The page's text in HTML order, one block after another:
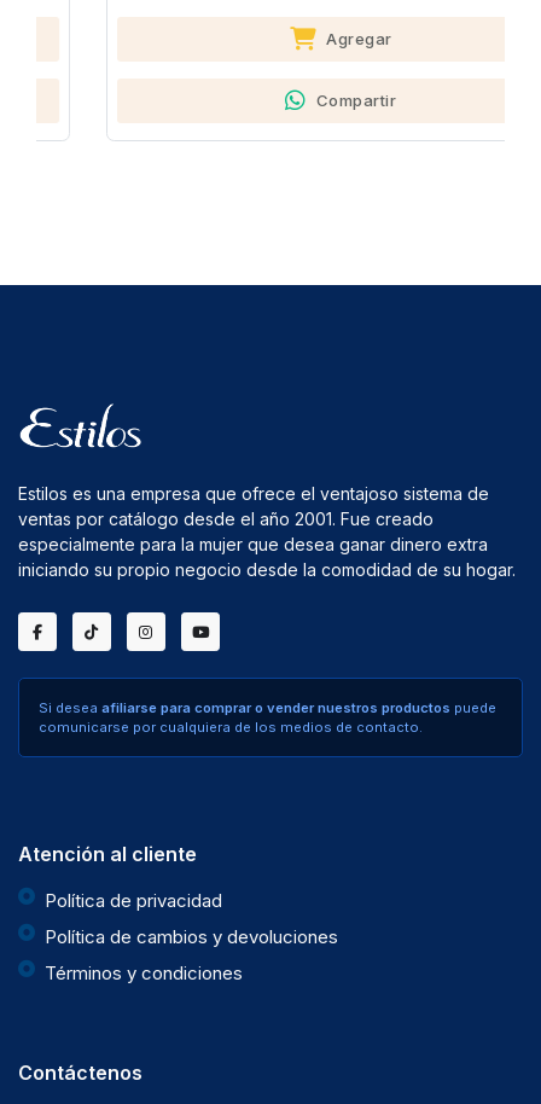
Agregar
Compartir
Estilos es una empresa que ofrece el ventajoso sistema de
ventas por catálogo desde el año 2001. Fue creado
especialmente para la mujer que desea ganar dinero extra
iniciando su propio negocio desde la comodidad de su hogar.
Si desea afiliarse para comprar o vender nuestros productos puede
comunicarse por cualquiera de los medios de contacto.
Atención al cliente
Política de privacidad
Política de cambios y devoluciones
Términos y condiciones
Contáctenos